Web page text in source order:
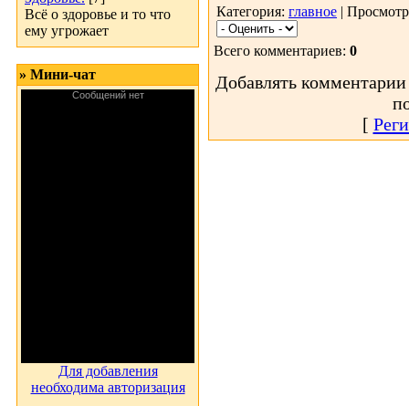
Всё о здоровье и то что
ему угрожает
» Мини-чат
Для добавления
необходима авторизация
Категория: главное |
Всего комментариев: 0
Добавлять
[